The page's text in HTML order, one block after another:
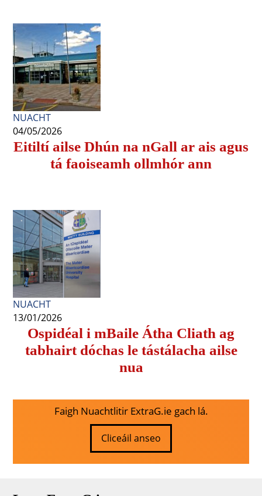
NUACHT
04/05/2026
Eitiltí ailse Dhún na nGall ar ais agus
tá faoiseamh ollmhór ann
NUACHT
13/01/2026
Ospidéal i mBaile Átha Cliath ag
tabhairt dóchas le tástálacha ailse
nua
Faigh Nuachtlitir ExtraG.ie gach lá.
Cliceáil anseo